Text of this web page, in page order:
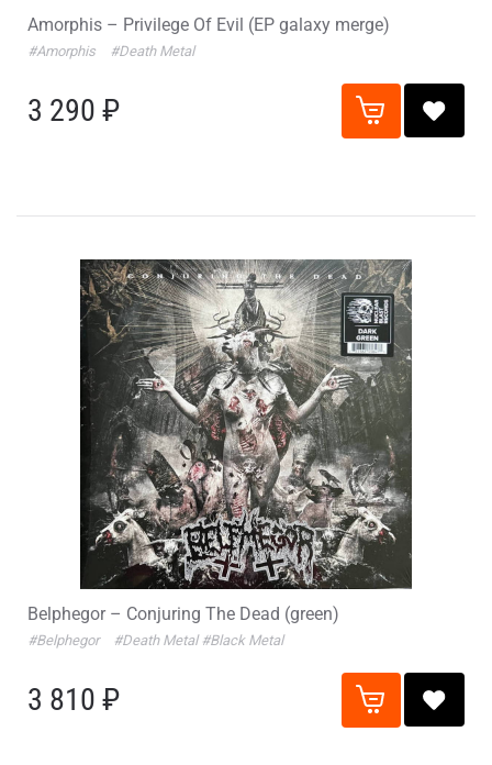
Amorphis – Privilege Of Evil (EP galaxy merge)
#Amorphis #Death Metal
3 290 ₽
Belphegor – Conjuring The Dead (green)
#Belphegor #Death Metal #Black Metal
3 810 ₽